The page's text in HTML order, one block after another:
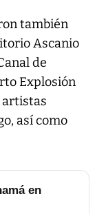
también
Ascanio
de
Explosión
artistas
así como
en